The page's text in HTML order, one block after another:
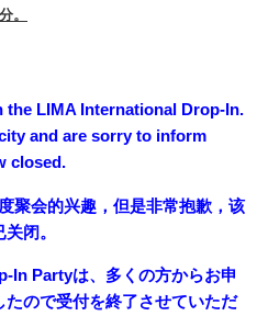
。
LIMA International Drop-In.
and are sorry to inform
closed.
聚会的兴趣，但是非常抱歉，该
闭。
In Partyは、多くの方からお申
ので受付を終了させていただ